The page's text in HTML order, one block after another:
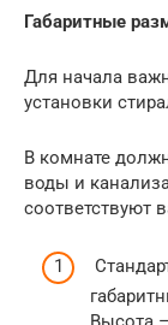
Габаритные
Для начала
установки
В комнате
воды и
соответствуют